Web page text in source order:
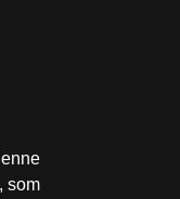
som